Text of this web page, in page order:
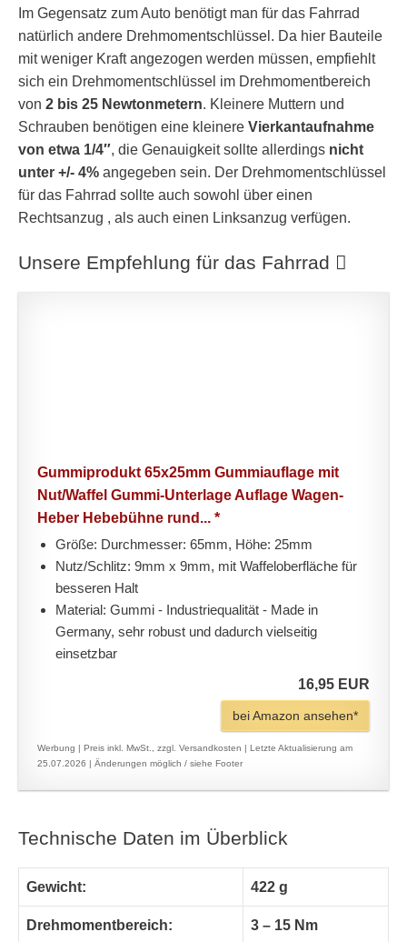
Im Gegensatz zum Auto benötigt man für das Fahrrad
natürlich andere Drehmomentschlüssel. Da hier Bauteile
mit weniger Kraft angezogen werden müssen, empfiehlt
sich ein Drehmomentschlüssel im Drehmomentbereich
von 2 bis 25 Newtonmetern. Kleinere Muttern und
Schrauben benötigen eine kleinere Vierkantaufnahme
von etwa 1/4″, die Genauigkeit sollte allerdings nicht
unter +/- 4% angegeben sein. Der Drehmomentschlüssel
für das Fahrrad sollte auch sowohl über einen
Rechtsanzug , als auch einen Linksanzug verfügen.
Unsere Empfehlung für das Fahrrad
Gummiprodukt 65x25mm Gummiauflage mit
Nut/Waffel Gummi-Unterlage Auflage Wagen-
Heber Hebebühne rund... *
Größe: Durchmesser: 65mm, Höhe: 25mm
Nutz/Schlitz: 9mm x 9mm, mit Waffeloberfläche für
besseren Halt
Material: Gummi - Industriequalität - Made in
Germany, sehr robust und dadurch vielseitig
einsetzbar
16,95 EUR
bei Amazon ansehen*
Werbung | Preis inkl. MwSt., zzgl. Versandkosten | Letzte Aktualisierung am
25.07.2026 | Änderungen möglich / siehe Footer
Technische Daten im Überblick
Gewicht: 422 g
Drehmomentbereich: 3 – 15 Nm